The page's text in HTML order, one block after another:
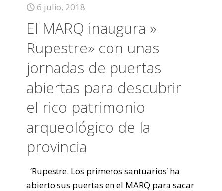
6 julio, 2018
El MARQ inaugura »
Rupestre» con unas
jornadas de puertas
abiertas para descubrir
el rico patrimonio
arqueológico de la
provincia
‘Rupestre. Los primeros santuarios’ ha
abierto sus puertas en el MARQ para sacar